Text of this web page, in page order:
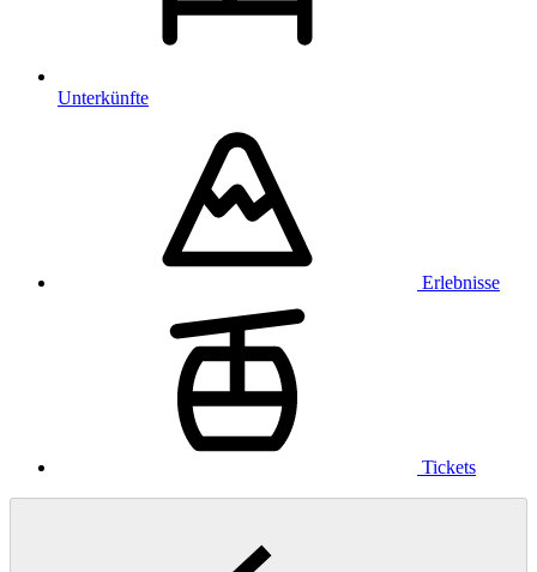
Unterkünfte
Erlebnisse
Tickets